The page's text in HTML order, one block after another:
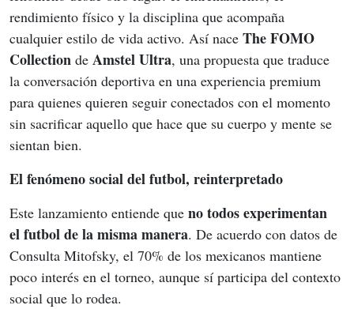
rendimiento físico y la disciplina que acompaña
cualquier estilo de vida activo. Así nace The FOMO
Collection de Amstel Ultra, una propuesta que traduce
la conversación deportiva en una experiencia premium
para quienes quieren seguir conectados con el momento
sin sacrificar aquello que hace que su cuerpo y mente se
sientan bien.
El fenómeno social del futbol, reinterpretado
Este lanzamiento entiende que no todos experimentan
el futbol de la misma manera. De acuerdo con datos de
Consulta Mitofsky, el 70% de los mexicanos mantiene
poco interés en el torneo, aunque sí participa del contexto
social que lo rodea.